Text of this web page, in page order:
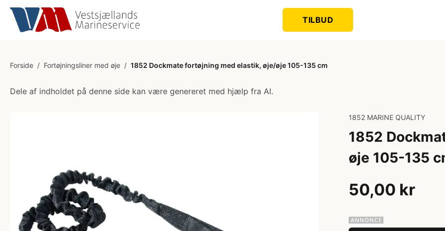
TILBUD
Forside / Fortøjningsliner med øje / 1852 Dockmate fortøjning med elastik, øje/øje 105-135 cm
Dele af indholdet på denne side kan være genereret med hjælp fra AI.
1852 MARINE QUALITY
1852
øje 105-135
50,00 kr